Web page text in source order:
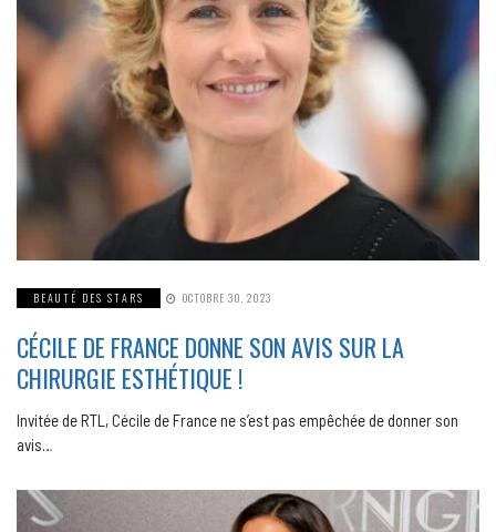
BEAUTÉ DES STARS OCTOBRE 30, 2023
CÉCILE DE FRANCE DONNE SON AVIS SUR LA
CHIRURGIE ESTHÉTIQUE !
Invitée de RTL, Cécile de France ne s’est pas empêchée de donner son
avis…